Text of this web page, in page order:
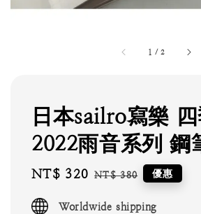
1 /2
日本sailro寫樂
2022雨音系列 鋼
Sale
NT$ 320 Regular
NT$ 380 優惠
Worldwide shipping